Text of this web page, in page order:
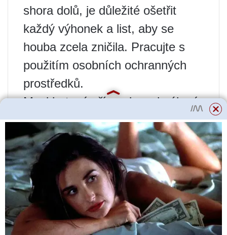
shora dolů, je důležité ošetřit
každý výhonek a list, aby se
houba zcela zničila. Pracujte s
použitím osobních ochranných
prostředků.
Mezi hotové přípravky schválené
k použití patří: